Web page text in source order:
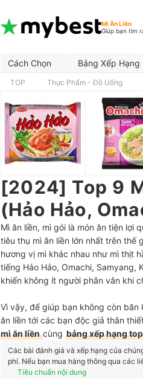
Mì Ăn Liền
Giúp bạn tìm
Cách Chọn Bảng Xếp Hạng
TOP Thực Phẩm - Đồ Uống
[2024] Top 9
(Hảo Hảo,
Mì ăn liền, mì gói là món ăn tiện lợi
tiêu thụ mì ăn liền lớn nhất trên thế
hương vị mì khác nhau như mì thịt
tiếng Hảo Hảo, Omachi, Samyang,
khiến không ít người phân vân khi
Vì vậy, để giúp bạn không còn
ăn liền tới các bạn độc giả thân
mì ăn liềncùng bảng xếp hạng
Các bài đánh giá và xếp hạng của
phí. Nếu bạn mua hàng thông qua các
Tiêu chuẩn nội dung